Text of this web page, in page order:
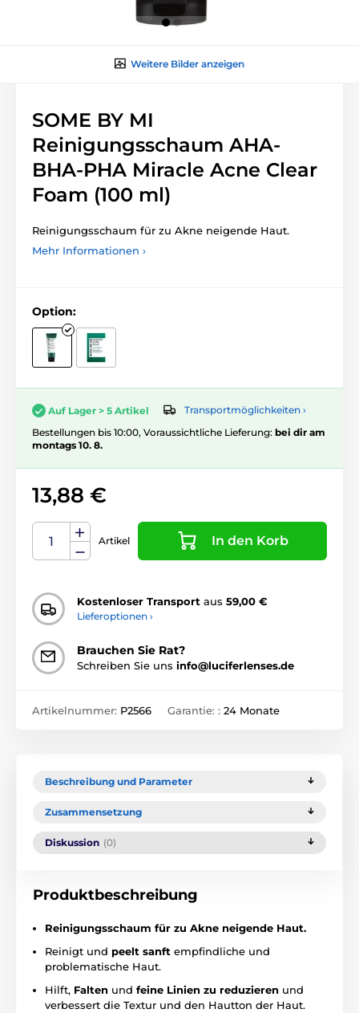
Weitere Bilder anzeigen
SOME BY MI
Reinigungsschaum AHA-
BHA-PHA Miracle Acne Clear
Foam (100 ml)
Reinigungsschaum für zu Akne neigende Haut.
Mehr Informationen ›
Option:
Auf Lager > 5 Artikel
Transportmöglichkeiten ›
Bestellungen bis 10:00, Voraussichtliche Lieferung: bei dir am
montags 10. 8.
13,88 €
Artikel In den Korb
Kostenloser Transport aus 59,00 €
Lieferoptionen ›
Brauchen Sie Rat?
Schreiben Sie uns info@luciferlenses.de
Artikelnummer: P2566 Garantie: : 24 Monate
Beschreibung und Parameter
Zusammensetzung
Diskussion (0)
Produktbeschreibung
Reinigungsschaum für zu Akne neigende Haut.
Reinigt und peelt sanft empfindliche und
problematische Haut.
Hilft, Falten und feine Linien zu reduzieren und
verbessert die Textur und den Hautton der Haut.